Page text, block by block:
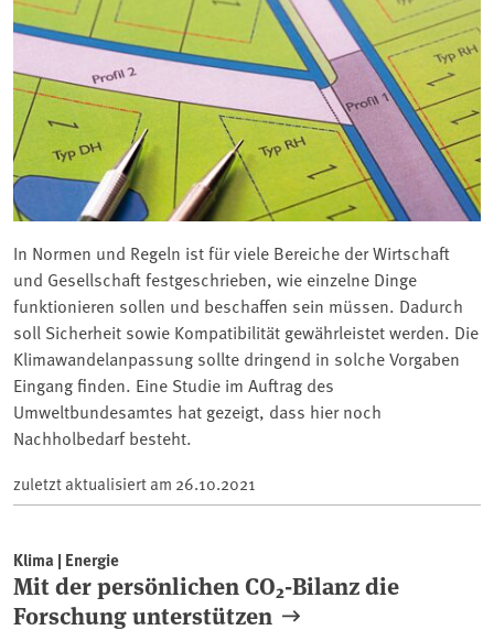
In Normen und Regeln ist für viele Bereiche der Wirtschaft
und Gesellschaft festgeschrieben, wie einzelne Dinge
funktionieren sollen und beschaffen sein müssen. Dadurch
soll Sicherheit sowie Kompatibilität gewährleistet werden. Die
Klimawandelanpassung sollte dringend in solche Vorgaben
Eingang finden. Eine Studie im Auftrag des
Umweltbundesamtes hat gezeigt, dass hier noch
Nachholbedarf besteht.
zuletzt aktualisiert am 26.10.2021
Klima | Energie
Mit der persönlichen CO₂-Bilanz die
Forschung unterstützen